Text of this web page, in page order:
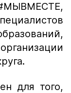
для того,